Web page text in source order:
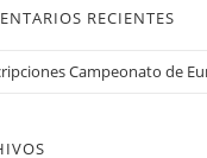
RECIENTES
Campeonato de